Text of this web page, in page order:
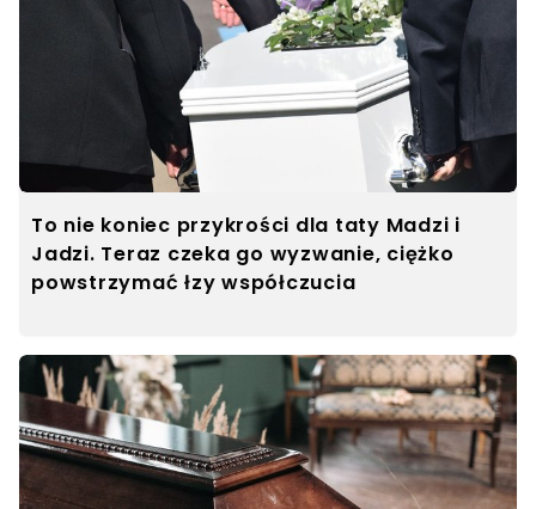
To nie koniec przykrości dla taty Madzi i
Jadzi. Teraz czeka go wyzwanie, ciężko
powstrzymać łzy współczucia